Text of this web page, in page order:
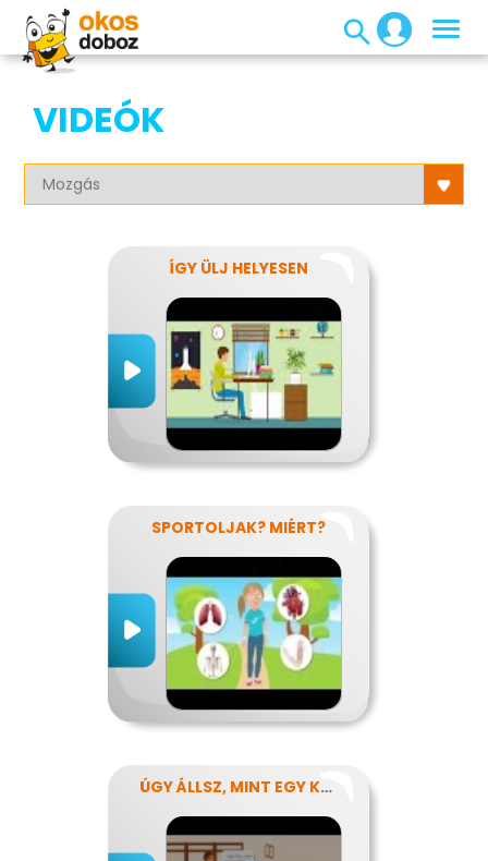
VIDEÓK
ÍGY ÜLJ HELYESEN
SPORTOLJAK? MIÉRT?
ÚGY ÁLLSZ, MINT EGY KÉRDŐJEL